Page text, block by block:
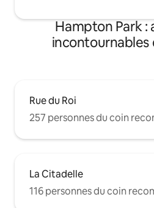
Hampton Park :
incontournables
Rue du Roi
257 personnes du coin
La Citadelle
116 personnes du coin